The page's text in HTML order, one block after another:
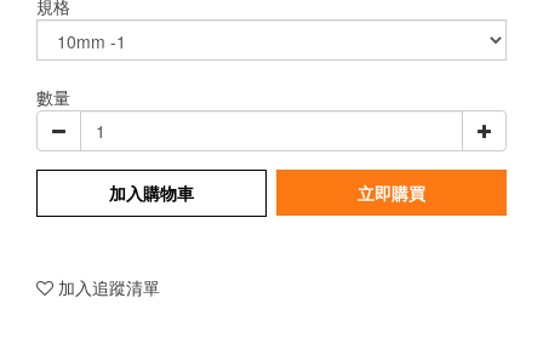
規格
數量
加入購物車 立即購買
加入追蹤清單